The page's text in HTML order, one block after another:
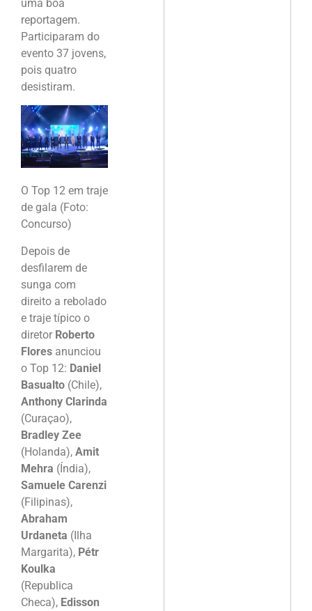
uma boa
reportagem.
Participaram do
evento 37 jovens,
pois quatro
desistiram.
O Top 12 em traje
de gala (Foto:
Concurso)
Depois de
desfilarem de
sunga com
direito a rebolado
e traje típico o
diretor Roberto
Flores anunciou
o Top 12: Daniel
Basualto (Chile),
Anthony Clarinda
(Curaçao),
Bradley Zee
(Holanda), Amit
Mehra (Índia),
Samuele Carenzi
(Filipinas),
Abraham
Urdaneta (Ilha
Margarita), Pétr
Koulka
(Republica
Checa), Edisson